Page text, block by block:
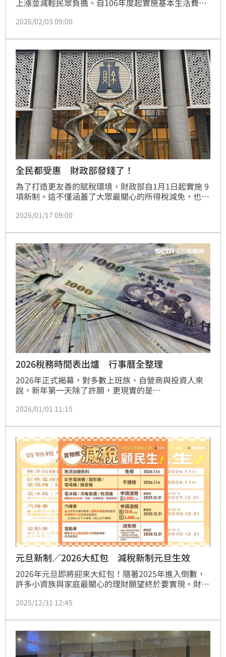
上漲並減輕民眾負擔。自106年度起實施基本生活費不
扣除額。為照顧育兒、租屋及長照家庭，108年度增訂
大適用範圍。115年度（明年申報適用）免稅額調升至
10.1萬元，標準扣除額至13.6萬元，薪資及身心障礙扣
除額至22.7萬元。經優化後，單身年薪64.4萬元、雙薪
租屋家庭年薪110.8萬元、四口之家年薪168.5萬元，以
及三代同堂年薪224.35萬元，皆可免繳所得稅，持續減
輕民眾租稅負擔，建構優質賦稅環境。
2026/02/03 09:00
全民都受惠 財政部發錢了！
為了打造更友善的賦稅環境，財政部自1月1日起實施 9
項新制。這不僅涵蓋了大眾最關心的所得稅減免，也針
2026/01/17 09:00
2026稅務時間表出爐 行事曆全整理
2026年正式揭幕，對多數上班族、自營商與投資人來
說，新年第一天除了許願，更現實的是
新聞網》整理財政部最新公布的2026稅務行事曆，從
一次幫你劃出全年「跟荷包最有關係」的關鍵時刻，少
繳罰款、不漏減免、發票獎金也別白白蒸發。
2026/01/01 11:15
元旦新制／2026大紅包 減稅新制元旦生效
2026年元旦即將迎來大紅包！隨著2025年進入倒數，
許多小資族與家庭最關心的理財願望終於要實現。財政
近年來最有感，不論你是單身租屋族，還是上有老下有
包，最高甚至能省下萬元稅金。
2025/12/31 12:45